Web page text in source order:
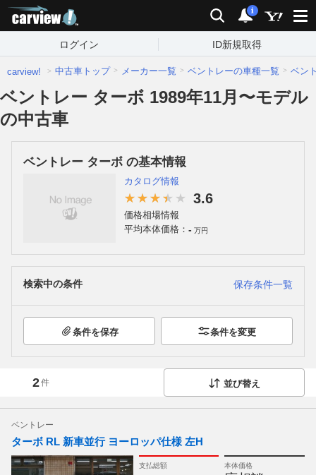
検索 通知
i
ログイン ID新規取得
carview! 中古車トップ メーカー一覧 ベントレーの車種一覧 ベン
ベントレー ターボ 1989年11月〜モデル
の中古車
ベントレー ターボ の基本情報
カタログ情報
3.6
価格相場情報
平均本体価格： - 万円
検索中の条件 保存条件一覧
条件を保存 条件を変更
2件 並び替え
ベントレー
ターボ RL 新車並行 ヨーロッパ仕様 左H
支払総額 本体価格